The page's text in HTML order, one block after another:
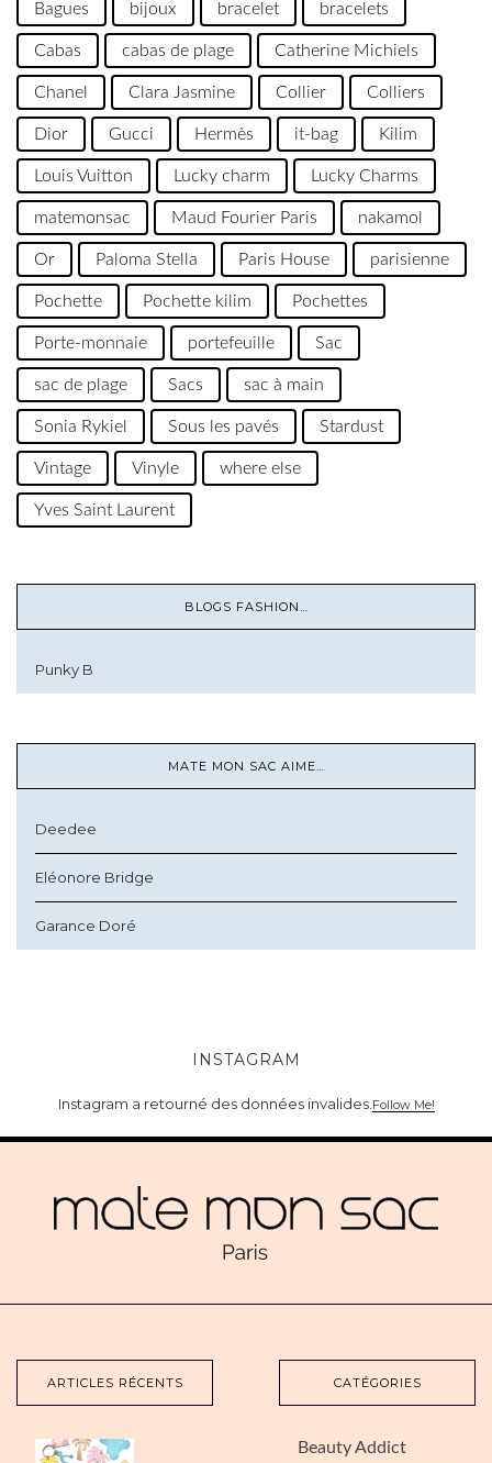
Bagues bijoux bracelet bracelets
Cabas cabas de plage Catherine Michiels
Chanel Clara Jasmine Collier Colliers
Dior Gucci Hermès it-bag Kilim
Louis Vuitton Lucky charm Lucky Charms
matemonsac Maud Fourier Paris nakamol
Or Paloma Stella Paris House parisienne
Pochette Pochette kilim Pochettes
Porte-monnaie portefeuille Sac
sac de plage Sacs sac à main
Sonia Rykiel Sous les pavés Stardust
Vintage Vinyle where else
Yves Saint Laurent
BLOGS FASHION…
Punky B
MATE MON SAC AIME…
Deedee
Eléonore Bridge
Garance Doré
INSTAGRAM
Instagram a retourné des données invalides.Follow Me!
ARTICLES RÉCENTS CATÉGORIES
Beauty Addict